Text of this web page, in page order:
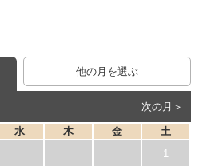
他の月を選ぶ
次の月＞
水 木 金 土